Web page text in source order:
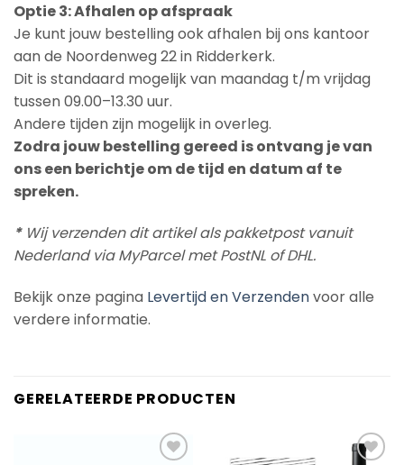
Optie 3: Afhalen op afspraak
Je kunt jouw bestelling ook afhalen bij ons kantoor
aan de Noordenweg 22 in Ridderkerk.
Dit is standaard mogelijk van maandag t/m vrijdag
tussen 09.00–13.30 uur.
Andere tijden zijn mogelijk in overleg.
Zodra jouw bestelling gereed is ontvang je van
ons een berichtje om de tijd en datum af te
spreken.
*Wij verzenden dit artikel als pakketpost vanuit
Nederland via MyParcel met PostNL of DHL.
Bekijk onze pagina Levertijd en Verzendenvoor alle
verdere informatie.
GERELATEERDE PRODUCTEN